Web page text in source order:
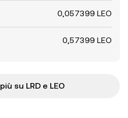
0,057399 LEO
0,57399 LEO
su LRD e LEO